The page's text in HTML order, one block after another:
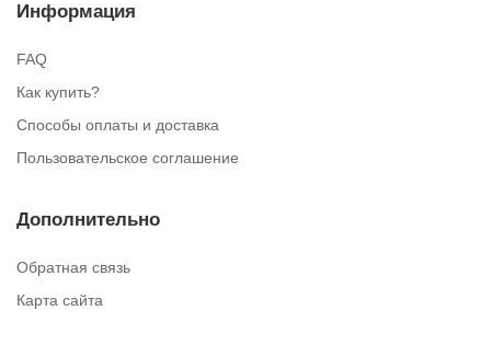
Информация
FAQ
Как купить?
Способы оплаты и доставка
Пользовательское соглашение
Дополнительно
Обратная связь
Карта сайта